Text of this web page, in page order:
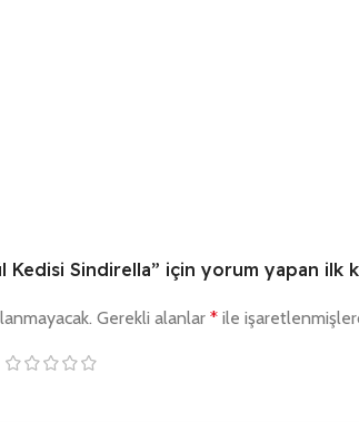
Kedisi Sindirella” için yorum yapan ilk
Gerekli alanlar * ile